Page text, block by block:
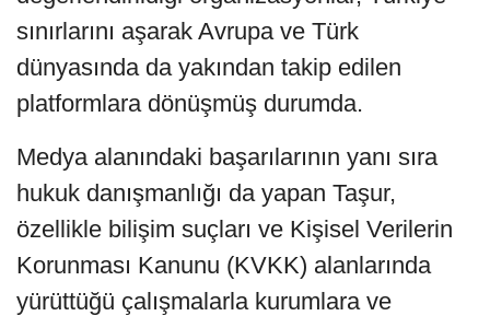
sınırlarını aşarak Avrupa ve Türk
dünyasında da yakından takip edilen
platformlara dönüşmüş durumda.
Medya alanındaki başarılarının yanı sıra
hukuk danışmanlığı da yapan Taşur,
özellikle bilişim suçları ve Kişisel Verilerin
Korunması Kanunu (KVKK) alanlarında
yürüttüğü çalışmalarla kurumlara ve